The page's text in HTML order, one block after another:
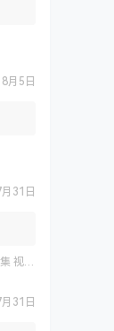
8月5日
月31日
课程
月31日